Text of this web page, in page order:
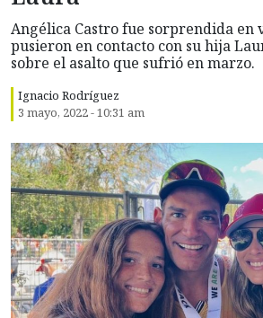
Angélica Castro fue sorprendida en
pusieron en contacto con su hija
sobre el asalto que sufrió en marzo.
Ignacio Rodríguez
3 mayo, 2022 - 10:31 am